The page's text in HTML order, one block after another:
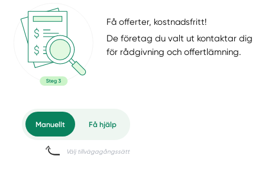
Få offerter, kostnadsfritt!
De företag du valt ut kontaktar dig
för rådgivning och offertlämning.